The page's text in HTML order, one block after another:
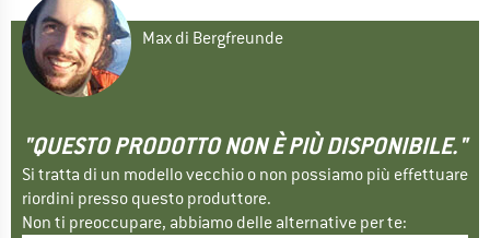
Max di Bergfreunde
"QUESTO PRODOTTO NON È PIÙ DISPONIBILE."
Si tratta di un modello vecchio o non possiamo più effettuare
riordini presso questo produttore.
Non ti preoccupare, abbiamo delle alternative per te: